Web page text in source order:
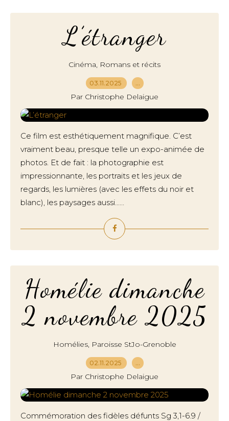
L’étranger
Cinéma, Romans et récits
03.11.2025 …
Par Christophe Delaigue
Ce film est esthétiquement magnifique. C’est
vraiment beau, presque telle un expo-animée de
photos. Et de fait : la photographie est
impressionnante, les portraits et les jeux de
regards, les lumières (avec les effets du noir et
blanc), les paysages aussi......
Homélie dimanche
2 novembre 2025
Homélies, Paroisse StJo-Grenoble
02.11.2025 …
Par Christophe Delaigue
Commémoration des fidèles défunts Sg 3,1-6.9 /